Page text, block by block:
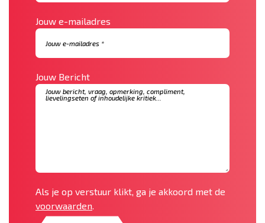
Jouw e-mailadres
Jouw Bericht
Als je op verstuur klikt, ga je akkoord met de
voorwaarden.